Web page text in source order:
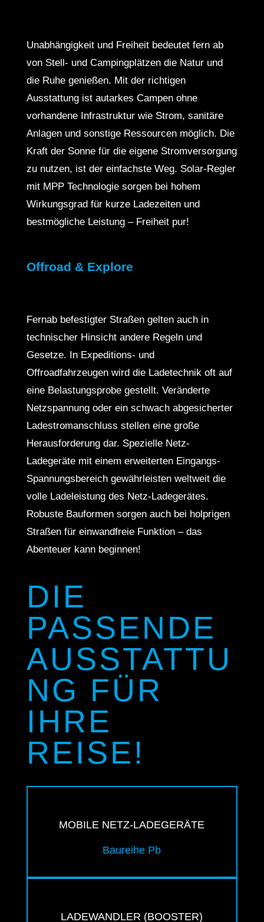
Unabhängigkeit und Freiheit bedeutet fern ab
von Stell- und Campingplätzen die Natur und
die Ruhe genießen. Mit der richtigen
Ausstattung ist autarkes Campen ohne
vorhandene Infrastruktur wie Strom, sanitäre
Anlagen und sonstige Ressourcen möglich. Die
Kraft der Sonne für die eigene Stromversorgung
zu nutzen, ist der einfachste Weg. Solar-Regler
mit MPP Technologie sorgen bei hohem
Wirkungsgrad für kurze Ladezeiten und
bestmögliche Leistung – Freiheit pur!
Offroad & Explore
Fernab befestigter Straßen gelten auch in
technischer Hinsicht andere Regeln und
Gesetze. In Expeditions- und
Offroadfahrzeugen wird die Ladetechnik oft auf
eine Belastungsprobe gestellt. Veränderte
Netzspannung oder ein schwach abgesicherter
Ladestromanschluss stellen eine große
Herausforderung dar. Spezielle Netz-
Ladegeräte mit einem erweiterten Eingangs-
Spannungsbereich gewährleisten weltweit die
volle Ladeleistung des Netz-Ladegerätes.
Robuste Bauformen sorgen auch bei holprigen
Straßen für einwandfreie Funktion – das
Abenteuer kann beginnen!
DIE
PASSENDE
AUSSTATTU
NG FÜR
IHRE
REISE!
MOBILE NETZ-LADEGERÄTE
Baureihe Pb
LADEWANDLER (BOOSTER)